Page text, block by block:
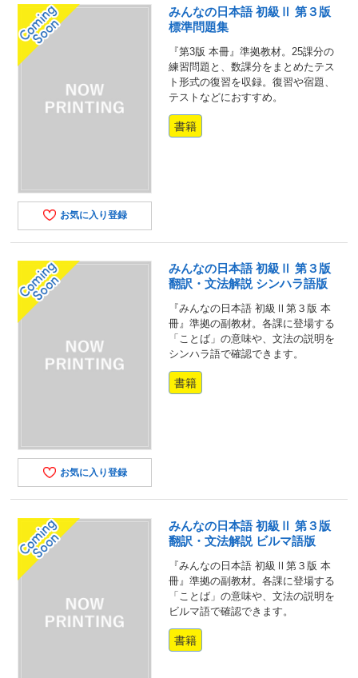
お気に入り登録
みんなの日本語 初級Ⅱ 第３版
標準問題集
『第3版 本冊』準拠教材。25課分の
練習問題と、数課分をまとめたテス
ト形式の復習を収録。復習や宿題、
テストなどにおすすめ。
書籍
お気に入り登録
みんなの日本語 初級Ⅱ 第３版
翻訳・文法解説 シンハラ語版
『みんなの日本語 初級Ⅱ第３版 本
冊』準拠の副教材。各課に登場する
「ことば」の意味や、文法の説明を
シンハラ語で確認できます。
書籍
みんなの日本語 初級Ⅱ 第３版
翻訳・文法解説 ビルマ語版
『みんなの日本語 初級Ⅱ第３版 本
冊』準拠の副教材。各課に登場する
「ことば」の意味や、文法の説明を
ビルマ語で確認できます。
書籍